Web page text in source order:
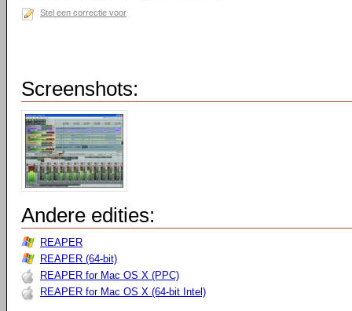
Stel een correctie voor
Screenshots:
Andere edities:
REAPER
REAPER (64-bit)
REAPER for Mac OS X (PPC)
REAPER for Mac OS X (64-bit Intel)